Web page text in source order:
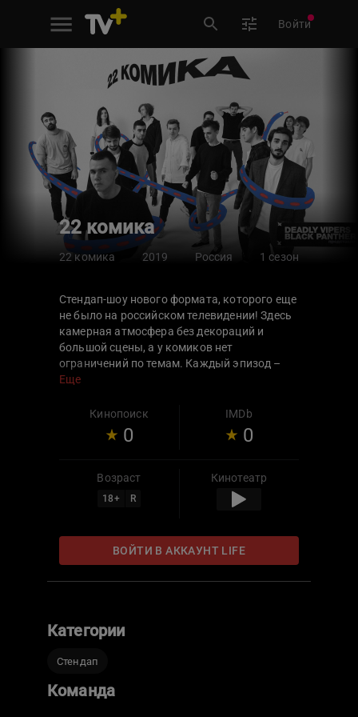
Войти
22 комика
22 комика 2019 Россия 1 сезон
Стендап-шоу нового формата, которого еще
не было на российском телевидении! Здесь
камерная атмосфера без декораций и
большой сцены, а у комиков нет
ограничений по темам. Каждый эпизод –
это вечер в стендап-клубе, ради которого не
выступление участников – это новая волна
современной комедии.
Еще
Кинопоиск
0
IMDb
0
Возраст
18+ R
Кинотеатр
ВОЙТИ В АККАУНТ LIFE
Категории
Стендап
Команда